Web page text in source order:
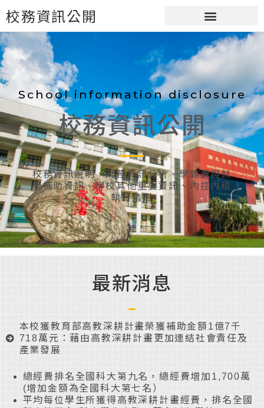
校務資訊公開
School information disclosure
校務資訊公開
校務資訊說明、財務資訊分析、學雜費與就
學補助資訊、學校其他重要資訊、內控內稽
執行情形
最新消息
本校獲教育部高教深耕計畫榮獲補助金額1億7千
718萬元：藉由高教深耕計畫更加連結社會責任及
產業發展
總經費排名全國科大第九名，總經費增加1,700萬
(增加金額為全國科大第七名）
平均每位學生所獲得高教深耕計畫經費，排名全國